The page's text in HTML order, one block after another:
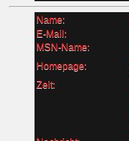
Name:
E-Mail:
MSN-Name:
Homepage:
Zeit: